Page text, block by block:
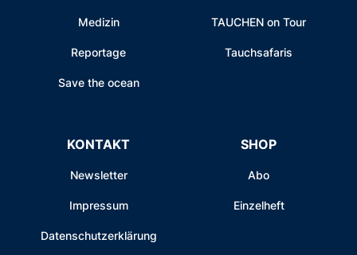
Medizin
Reportage
Save the ocean
TAUCHEN on Tour
Tauchsafaris
KONTAKT
Newsletter
Impressum
Datenschutzerklärung
SHOP
Abo
Einzelheft